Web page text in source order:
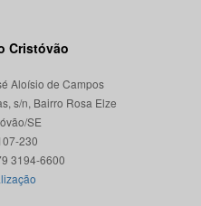
Cristóvão
Aloísio de Campos
s/n, Bairro Rosa Elze
SE
230